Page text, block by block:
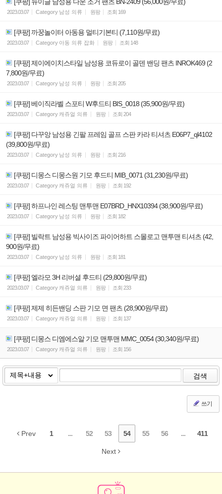
2023.03.07 Category 남성 의류 원팡 조회 169
[쿠팡] 까꿍놀이터 아동용 멀티기본티 (7,110원/무료)
2023.03.07 Category 아동 의류 잡화 원팡 조회 148
[쿠팡] 제이에이치스타일 남성용 코듀로이 골덴 밴딩 팬츠 INROK469 (2
7,800원/무료)
2023.03.07 Category 남성 의류 원팡 조회 205
[쿠팡] 베이직라벨 스포티 W후드티 BIS_0018 (35,900원/무료)
2023.03.07 Category 캐쥬얼 의류 원팡 조회 204
[쿠팡] 다꾸앙 남성용 긴팔 프레임 골프 스판 카라 티셔츠 E06P7_ql4102
(39,800원/무료)
2023.03.07 Category 남성 의류 원팡 조회 216
[쿠팡] 디몽스 디몽스원 기모 후드티 MIB_0071 (31,230원/무료)
2023.03.07 Category 캐쥬얼 의류 원팡 조회 192
[쿠팡] 하프나인 레스팅 맨투맨 E07BRD_HNX10394 (38,900원/무료)
2023.03.07 Category 남성 의류 원팡 조회 182
[쿠팡] 빌락트 남성용 빅사이즈 파이어하트 스몰로고 맨투맨 티셔츠 (42,
900원/무료)
2023.03.07 Category 남성 의류 원팡 조회 181
[쿠팡] 엘라모 3H 리버셜 후드티 (29,800원/무료)
2023.03.07 Category 캐쥬얼 의류 원팡 조회 233
[쿠팡] 제제 히든밴딩 스판 기모 면 팬츠 (28,900원/무료)
2023.03.07 Category 캐쥬얼 의류 원팡 조회 137
[쿠팡] 디몽스 디엠에스알 기모 맨투맨 MMC_0054 (30,340원/무료)
2023.03.07 Category 캐쥬얼 의류 원팡 조회 156
검색
쓰기
Prev 1 ... 52 53 54 55 56 ... 411
Next